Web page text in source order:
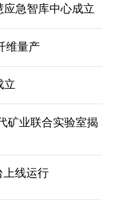
急智库中心成立
维量产
立
矿业联合实验室揭
上线运行